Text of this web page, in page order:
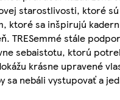
starostlivosti, ktoré
ktoré sa inšpirujú
TRESemmé stále
sebaistotu, ktorú
krásne upravené
sa nebáli vystupovať a